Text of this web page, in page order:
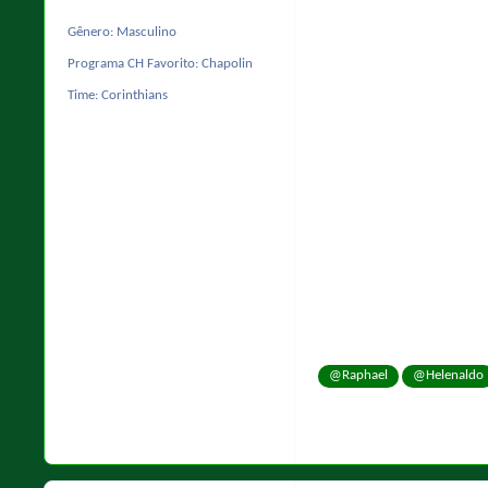
Gênero: Masculino
Programa CH Favorito: Chapolin
Time: Corinthians
@Raphael @Helenaldo